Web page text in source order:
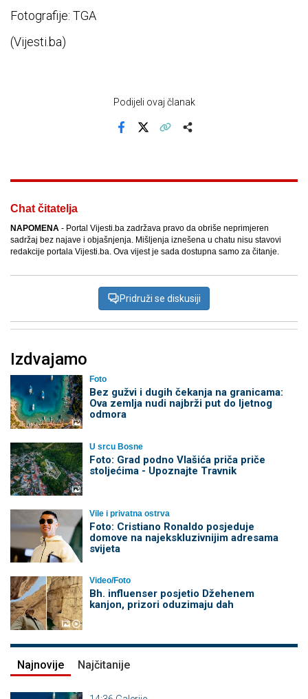
Fotografije: TGA
(Vijesti.ba)
Podijeli ovaj članak
Chat čitatelja
NAPOMENA - Portal Vijesti.ba zadržava pravo da obriše neprimjeren
sadržaj bez najave i objašnjenja. Mišljenja iznešena u chatu nisu stavovi
redakcije portala Vijesti.ba. Ova vijest je sada dostupna samo za čitanje.
Pridruži se diskusiji
Izdvajamo
Foto
Bez gužvi i dugih čekanja na granicama:
Ova zemlja nudi najbrži put do ljetnog
odmora
U srcu Bosne
Foto: Grad podno Vlašića priča priče
stoljećima - Upoznajte Travnik
Vile i privatna ostrva
Foto: Cristiano Ronaldo posjeduje
domove na najekskluzivnijim adresama
svijeta
Video/Foto
Bh. influenser posjetio Džehenem
kanjon, prizori oduzimaju dah
Najnovije Najčitanije